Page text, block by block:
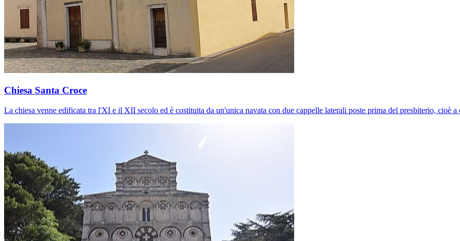
Chiesa Santa Croce
La chiesa venne edificata tra l'XI e il XII secolo ed è costituita da un'unica navata con due cappelle laterali poste prima del presbiterio, cioè a